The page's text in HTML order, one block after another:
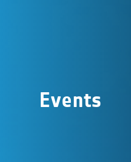
Events